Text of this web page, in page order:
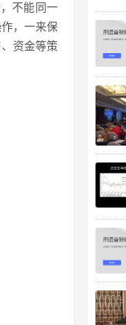
不能同一
，一来保
资金等策